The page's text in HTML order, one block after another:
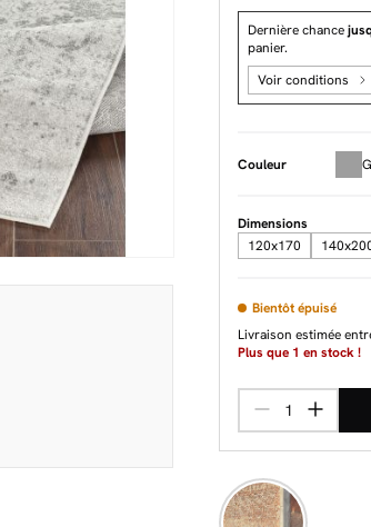
Dernière chance
panier.
Voir conditions
Couleur
Dimensions
120x170
Bientôt épuisé
Livraison estimée
Plus que 1 en stock !